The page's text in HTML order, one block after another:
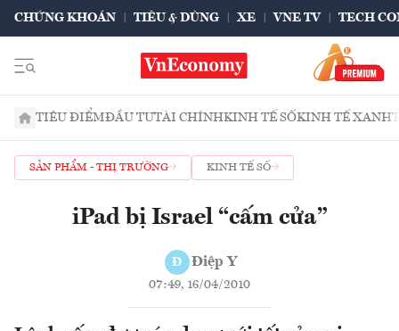
CHỨNG KHOÁN TIÊU & DÙNG XE VNE TV TECH
TIÊU ĐIỂMĐẦU TƯTÀI CHÍNHKINH TẾ SỐKINH TẾ XANH
SẢN PHẨM - THỊ TRƯỜNG KINH TẾ SỐ
iPad bị Israel “cấm cửa”
Đ Điệp Y
07:49, 16/04/2010